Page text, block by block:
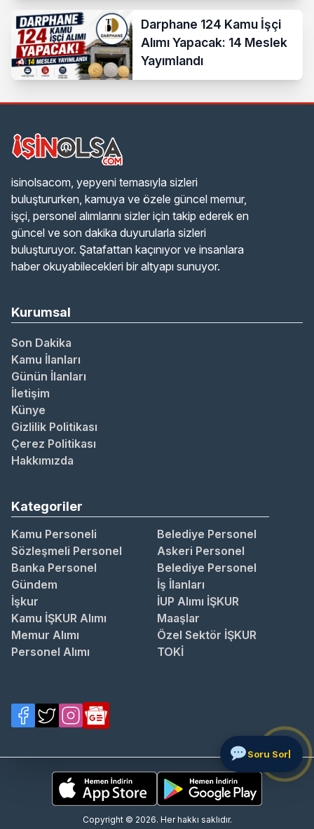
Darphane 124 Kamu İşçi
Alımı Yapacak: 14 Meslek
Yayımlandı
isinolsacom, yepyeni temasıyla sizleri
buluştururken, kamuya ve özele güncel memur,
işçi, personel alımlarını sizler için takip ederek en
güncel ve son dakika duyurularla sizleri
buluşturuyor. Şatafattan kaçınıyor ve insanlara
haber okuyabilecekleri bir altyapı sunuyor.
Kurumsal
Son Dakika
Kamu İlanları
Günün İlanları
İletişim
Künye
Gizlilik Politikası
Çerez Politikası
Hakkımızda
Kategoriler
Kamu Personeli
Belediye Personel
Sözleşmeli Personel
Askeri Personel
Banka Personel
Belediye Personel
Gündem
İş İlanları
İşkur
İUP Alımı İŞKUR
Kamu İŞKUR Alımı
Maaşlar
Memur Alımı
Özel Sektör İŞKUR
Personel Alımı
TOKİ
Copyright © 2026. Her hakkı saklıdır.